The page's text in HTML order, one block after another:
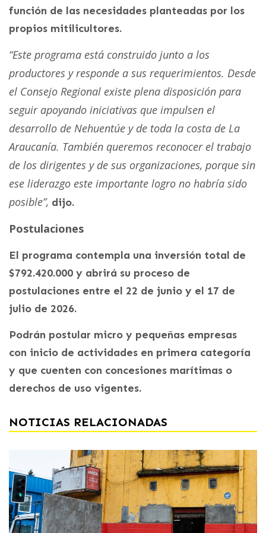
función de las necesidades planteadas por los
propios mitilicultores.
“Este programa está construido junto a los
productores y responde a sus requerimientos. Desde
el Consejo Regional existe plena disposición para
seguir apoyando iniciativas que impulsen el
desarrollo de Nehuentúe y de toda la costa de La
Araucanía. También queremos reconocer el trabajo
de los dirigentes y de sus organizaciones, porque sin
ese liderazgo este importante logro no habría sido
posible”, dijo.
Postulaciones
El programa contempla una inversión total de
$792.420.000 y abrirá su proceso de
postulaciones entre el 22 de junio y el 17 de
julio de 2026.
Podrán postular micro y pequeñas empresas
con inicio de actividades en primera categoría
y que cuenten con concesiones marítimas o
derechos de uso vigentes.
NOTICIAS RELACIONADAS